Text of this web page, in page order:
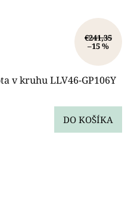
€241,35
–15 %
v kruhu LLV46-GP106Y
DO KOŠÍKA